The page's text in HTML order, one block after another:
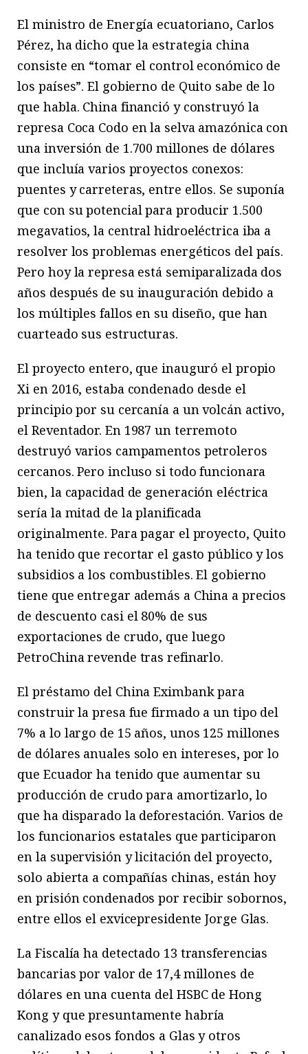
El ministro de Energía ecuatoriano, Carlos
Pérez, ha dicho que la estrategia china
consiste en “tomar el control económico de
los países”. El gobierno de Quito sabe de lo
que habla. China financió y construyó la
represa Coca Codo en la selva amazónica con
una inversión de 1.700 millones de dólares
que incluía varios proyectos conexos:
puentes y carreteras, entre ellos. Se suponía
que con su potencial para producir 1.500
megavatios, la central hidroeléctrica iba a
resolver los problemas energéticos del país.
Pero hoy la represa está semiparalizada dos
años después de su inauguración debido a
los múltiples fallos en su diseño, que han
cuarteado sus estructuras.
El proyecto entero, que inauguró el propio
Xi en 2016, estaba condenado desde el
principio por su cercanía a un volcán activo,
el Reventador. En 1987 un terremoto
destruyó varios campamentos petroleros
cercanos. Pero incluso si todo funcionara
bien, la capacidad de generación eléctrica
sería la mitad de la planificada
originalmente. Para pagar el proyecto, Quito
ha tenido que recortar el gasto público y los
subsidios a los combustibles. El gobierno
tiene que entregar además a China a precios
de descuento casi el 80% de sus
exportaciones de crudo, que luego
PetroChina revende tras refinarlo.
El préstamo del China Eximbank para
construir la presa fue firmado a un tipo del
7% a lo largo de 15 años, unos 125 millones
de dólares anuales solo en intereses, por lo
que Ecuador ha tenido que aumentar su
producción de crudo para amortizarlo, lo
que ha disparado la deforestación. Varios de
los funcionarios estatales que participaron
en la supervisión y licitación del proyecto,
solo abierta a compañías chinas, están hoy
en prisión condenados por recibir sobornos,
entre ellos el exvicepresidente Jorge Glas.
La Fiscalía ha detectado 13 transferencias
bancarias por valor de 17,4 millones de
dólares en una cuenta del HSBC de Hong
Kong y que presuntamente habría
canalizado esos fondos a Glas y otros